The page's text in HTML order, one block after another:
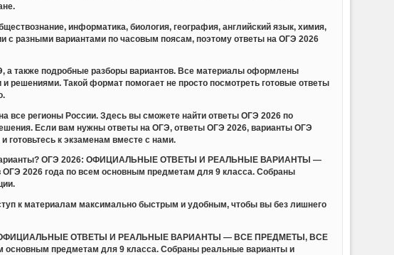
информатика, биология, география, английский язык, химия,
с разными вариантами по часовым поясам, поэтому ответы на ОГЭ 2026
а также подробные разборы вариантов. Все материалы оформлены
решениями. Такой формат помогает не просто посмотреть готовые ответы
регионы России. Здесь вы сможете найти ответы ОГЭ 2026 по
Если вам нужны ответы на ОГЭ, ответы ОГЭ 2026, варианты ОГЭ
к экзаменам вместе с нами.
варианты? ОГЭ 2026: ОФИЦИАЛЬНЫЕ ОТВЕТЫ И РЕАЛЬНЫЕ ВАРИАНТЫ —
2026 года по всем основным предметам для 9 класса. Собраны
к материалам максимально быстрым и удобным, чтобы вы без лишнего
ОФИЦИАЛЬНЫЕ ОТВЕТЫ И РЕАЛЬНЫЕ ВАРИАНТЫ — ВСЕ ПРЕДМЕТЫ, ВСЕ
предметам для 9 класса. Собраны реальные варианты и